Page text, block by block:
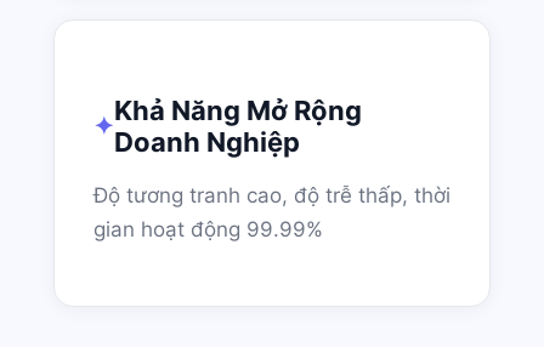
Khả Năng Mở Rộng
Doanh Nghiệp
Độ tương tranh cao, độ trễ thấp, thời
gian hoạt động 99.99%